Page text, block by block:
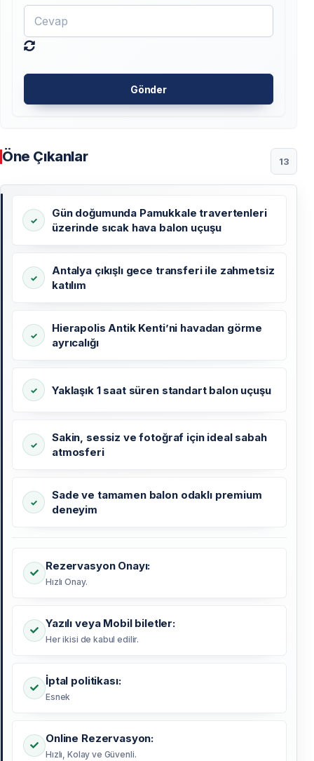
Gönder
Öne Çıkanlar 13
Gün doğumunda Pamukkale travertenleri
üzerinde sıcak hava balon uçuşu
Antalya çıkışlı gece transferi ile zahmetsiz
katılım
Hierapolis Antik Kenti’ni havadan görme
ayrıcalığı
Yaklaşık 1 saat süren standart balon uçuşu
Sakin, sessiz ve fotoğraf için ideal sabah
atmosferi
Sade ve tamamen balon odaklı premium
deneyim
Rezervasyon Onayı:
Hızlı Onay.
Yazılı veya Mobil biletler:
Her ikisi de kabul edilir.
İptal politikası:
Esnek
Online Rezervasyon:
Hızlı, Kolay ve Güvenli.